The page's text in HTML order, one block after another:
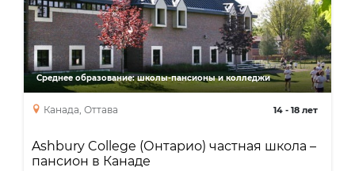
Среднее образование: школы-пансионы и колледжи
14 - 18 лет
Канада, Оттава
Ashbury College (Онтарио) частная школа –
пансион в Канаде
High School Diploma